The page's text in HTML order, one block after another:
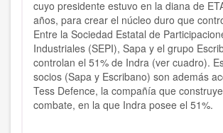
cuyo presidente estuvo en la diana de
años, para crear el núcleo duro que
Entre la Sociedad Estatal de
Industriales (SEPI), Sapa y el grupo
controlan el 51% de Indra (ver cuadro).
socios (Sapa y Escribano) son además
Tess Defence, la compañía que
combate, en la que Indra posee el 51%.